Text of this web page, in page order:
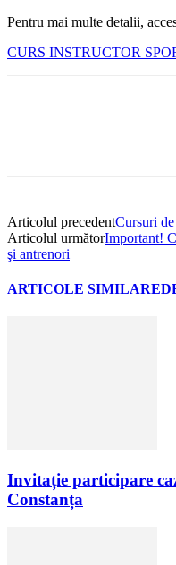
Pentru mai multe detalii,
CURS INSTRUCTOR
Articolul precedentCursuri
Articolul următorImportant!
şi antrenori
ARTICOLE SIMILARE
Invitație participare
Constanța